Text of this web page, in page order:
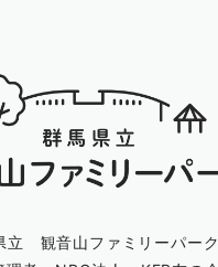
立 観音山ファミリーパーク